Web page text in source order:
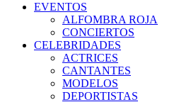
EVENTOS
ALFOMBRA ROJA
CONCIERTOS
CELEBRIDADES
ACTRICES
CANTANTES
MODELOS
DEPORTISTAS